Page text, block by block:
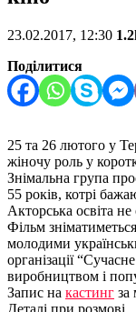
23.02.2017, 12:30
Поділитися
25 та 26 лютого у
жіночу роль у
Знімальна група
55 років, котрі
Акторська освіта не
Фільм
молодими
організації
виробництвом і
Запис на кастинг за